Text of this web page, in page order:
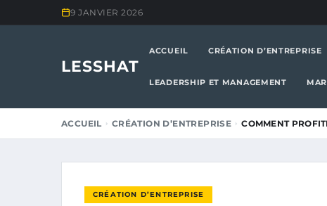
9 JANVIER 2026
LESSHAT
ACCUEIL CRÉATION D’ENTREPRISE
LEADERSHIP ET MANAGEMENT
ACCUEIL CRÉATION D’ENTREPRISE COMMENT
CRÉATION D’ENTREPRISE